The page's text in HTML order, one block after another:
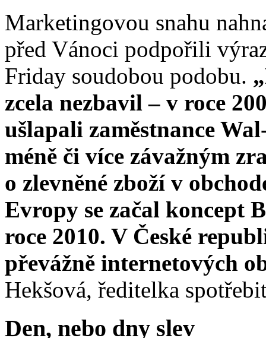
Marketingovou snahu
před Vánoci podpořili
Friday soudobou podobu.
zcela nezbavil – v roce
ušlapali zaměstnance
méně či více závažným
o zlevněné zboží v
Evropy se začal koncept
roce 2010. V České
převážně internetových
Hekšová, ředitelka
Den, nebo dny slev